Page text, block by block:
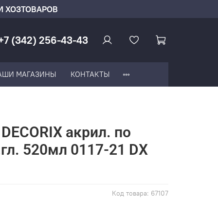
ХОЗТОВАРОВ
(342) 256-43-43
МАГАЗИНЫ КОНТАКТЫ
Код товара: 67107
акрил. по
520мл 0117-21 DX